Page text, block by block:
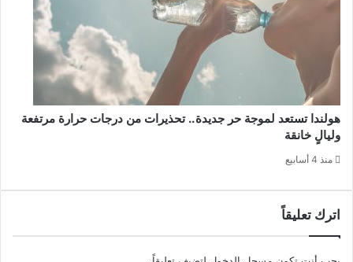
هولندا تستعد لموجة حر جديدة.. تحذيرات من درجات حرارة مرتفعة
وليالٍ خانقة
منذ 4 أسابيع
اترك تعليقاً